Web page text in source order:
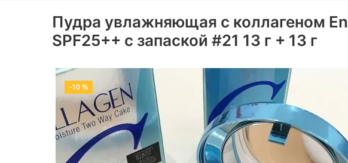
Пудра увлажняющая с коллагеном
SPF25++ с запаской #21 13 г + 13 г
-10 %